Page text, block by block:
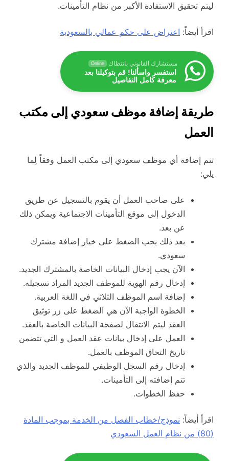
ليتم تحقيق الاستفادة الأكبر من نظام التأمينات.
اقرأ أيضاً: اعتراض على حكم عمالي بالسعودية
مستشارك القانوني بانتظاك Online
استفسر واسألنا! قم بتوكيلنا بعد
معرفة كامل التفاصيل
طريقة إضافة موظف سعودي إلى مكتب
العمل
تتم إضافة أي موظف سعودي إلى مكتب العمل وفقاً لِما
يلي:
على صاحب العمل أن يقوم بالتسجيل عن طريق
الدخول إلى موقع التأمينات الاجتماعية ويمكن ذلك
عن بعد.
بعد ذلك يجب الضغط على خيار إضافة مشترك
سعودي.
الآن يجب إدخال البيانات الخاصة بالمشترك الجديد.
إدخال رقم الهوية للموظف الجديد المراد تسجيله.
إضافة اسم الموظف الثلاثي في اللغة العربية.
الخطوة الواجبة الآن هي الضغط على زر توثيق
العقد ليتم الانتقال لصفحة البيانات الخاصة بالعقد.
العمل على إدخال بيانات عقد العمل و التي تتضمن
تاريخ التحاق الموظف بالعمل.
إدخال رقم السجل الوظيفي للموظف الجديد والذي
تتم إضافته إلى التأمينات.
حفظ الخطوات.
اقرأ أيضاً: نموذج/خطاب الفصل من الخدمة بموجب المادة
(80) من نظام العمل السعودي